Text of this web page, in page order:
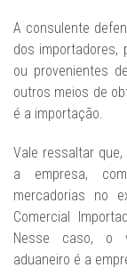
A consulente
dos importadores,
ou provenientes
outros meios de
é a importação.
Vale ressaltar que,
a empresa,
mercadorias no
Comercial
Nesse caso, o
aduaneiro é a